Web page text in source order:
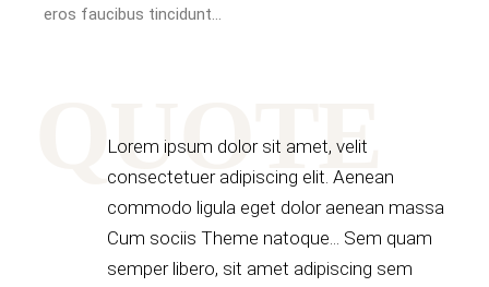
eros faucibus tincidunt…
QUOTE
Lorem ipsum dolor sit amet, velit
consectetuer adipiscing elit. Aenean
commodo ligula eget dolor aenean massa
Cum sociis Theme natoque... Sem quam
semper libero, sit amet adipiscing sem